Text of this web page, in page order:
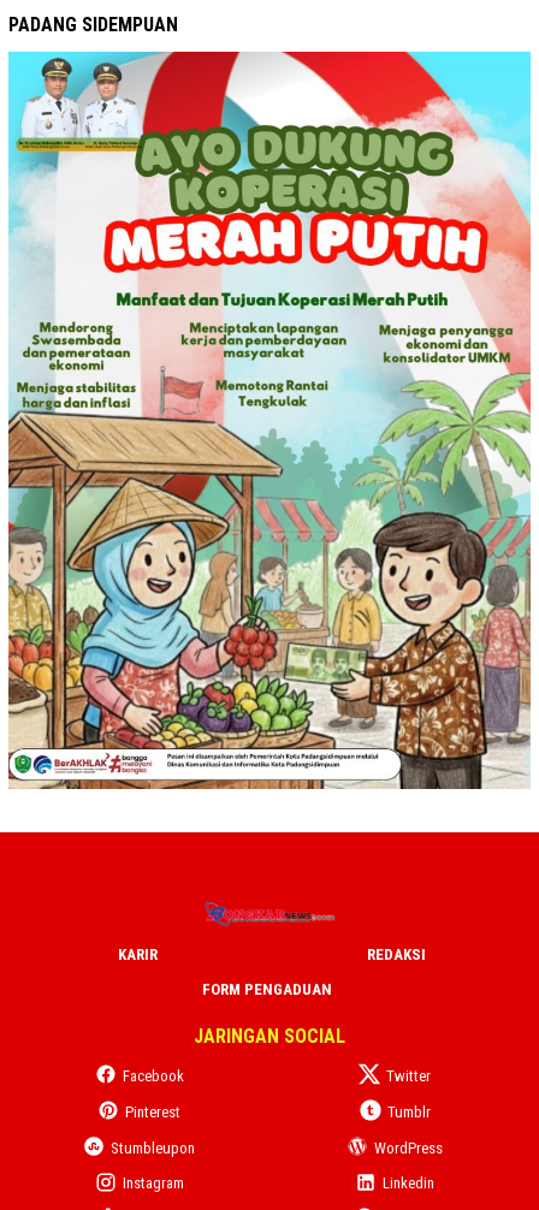
PADANG SIDEMPUAN
KARIR
REDAKSI
FORM PENGADUAN
JARINGAN SOCIAL
Facebook
Twitter
Pinterest
Tumblr
Stumbleupon
WordPress
Instagram
Linkedin